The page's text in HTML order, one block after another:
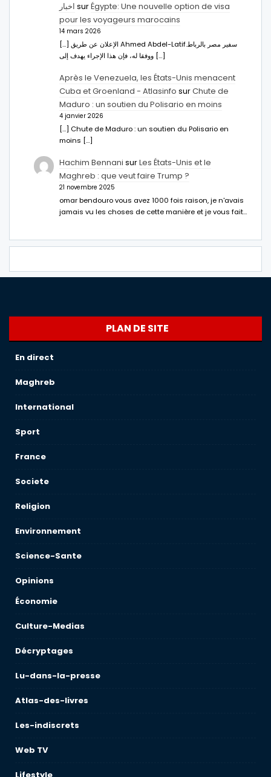
اخبار surÉgypte: Une nouvelle option de visa
pour les voyageurs marocains
14 mars 2026
[…] الإعلان عن طريق Ahmed Abdel-Latifسفير مصر بالرباط.
ووفقا له، فإن هذا الإجراء يهدف إلى […]
Après le Venezuela, les États-Unis menacent
Cuba et Groenland - Atlasinfo surChute de
Maduro : un soutien du Polisario en moins
4 janvier 2026
[…] Chute de Maduro : un soutien du Polisario en
moins […]
Hachim Bennani surLes États-Unis et le
Maghreb : que veut faire Trump ?
21 novembre 2025
omar bendouro vous avez 1000 fois raison, je n'avais
jamais vu les choses de cette manière et je vous fait…
PLAN DE SITE
En direct
Maghreb
International
Sport
France
Societe
Religion
Environnement
Science-Sante
Opinions
Économie
Culture-Medias
Décryptages
Lu-dans-la-presse
Atlas-des-livres
Les-indiscrets
Web TV
Lifestyle